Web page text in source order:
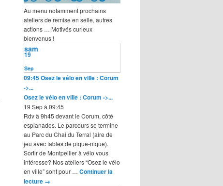
Au menu notamment prochains
ateliers de remise en selle, autres
actions … Motivés curieux
bienvenus !
Sep
19
sam
09:45Osez le vélo en ville : Corum
->...
Osez le vélo en ville : Corum ->...
19 Sep à 09:45
Rdv à 9h45 devant le Corum, côté
esplanades. Le parcours se termine
au Parc du Chai du Terral (aire de
jeu avec tables de pique-nique).
Sortir de Montpellier à vélo vous
intéresse? Nos ateliers “Osez le vélo
en ville” sont pour … Continuer la
lecture →